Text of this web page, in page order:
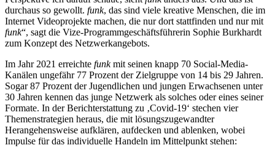
durchaus so gewollt. funk, das sind viele kreative Menschen, die im
Internet Videoprojekte machen, die nur dort stattfinden und nur mit
funk“, sagt die Vize-Programmgeschäftsführerin Sophie Burkhardt
zum Konzept des Netzwerkangebots.
Im Jahr 2021 erreichte funkmit seinen knapp 70 Social-Media-
Kanälen ungefähr 77 Prozent der Zielgruppe von 14 bis 29 Jahren.
Sogar 87 Prozent der Jugendlichen und jungen Erwachsenen unter
30 Jahren kennen das junge Netzwerk als solches oder eines seiner
Formate. In der Berichterstattung zu ‚Covid-19‘ stechen vier
Themenstrategien heraus, die mit lösungszugewandter
Herangehensweise aufklären, aufdecken und ablenken, wobei
Impulse für das individuelle Handeln im Mittelpunkt stehen: